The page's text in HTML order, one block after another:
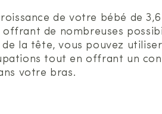
de votre bébé de
de nombreuses
la tête, vous pouvez
tout en offrant un
votre bras.